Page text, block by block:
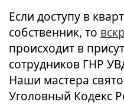
Если доступу в
собственник, то
происходит в
сотрудников ГНР
Наши мастера
Уголовный Кодекс